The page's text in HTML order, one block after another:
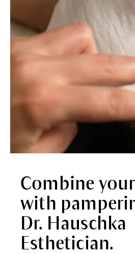
Combine
with
Dr. Hauschka
Esthetician.